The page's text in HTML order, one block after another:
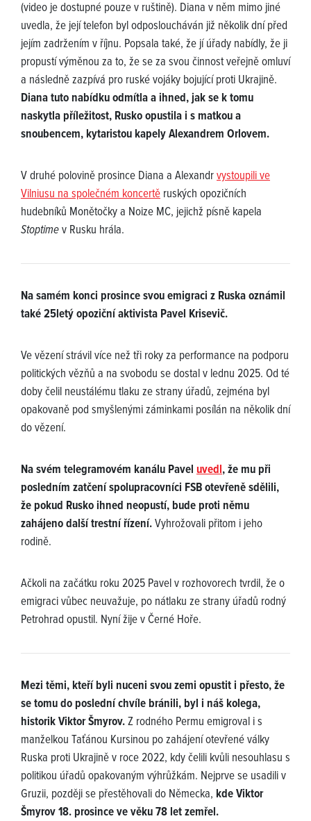
(video je dostupné pouze v ruštině). Diana v něm mimo jiné
uvedla, že její telefon byl odposloucháván již několik dní před
jejím zadržením v říjnu. Popsala také, že jí úřady nabídly, že ji
propustí výměnou za to, že se za svou činnost veřejně omluví
a následně zazpívá pro ruské vojáky bojující proti Ukrajině.
Diana tuto nabídku odmítla a ihned, jak se k tomu
naskytla příležitost, Rusko opustila i s matkou a
snoubencem, kytaristou kapely Alexandrem Orlovem.
V druhé polovině prosince Diana a Alexandrvystoupili ve
Vilniusu na společném koncertě ruských opozičních
hudebníků Monětočky a Noize MC, jejichž písně kapela
Stoptimev Rusku hrála.
Na samém konci prosince svou emigraci z Ruska oznámil
také 25letý opoziční aktivista Pavel Krisevič.
Ve vězení strávil více než tři roky za performance na podporu
politických vězňů a na svobodu se dostal v lednu 2025. Od té
doby čelil neustálému tlaku ze strany úřadů, zejména byl
opakovaně pod smyšlenými záminkami posílán na několik dní
do vězení.
Na svém telegramovém kanálu Pavel uvedl, že mu při
posledním zatčení spolupracovníci FSB otevřeně sdělili,
že pokud Rusko ihned neopustí, bude proti němu
zahájeno další trestní řízení.Vyhrožovali přitom i jeho
rodině.
Ačkoli na začátku roku 2025 Pavel v rozhovorech tvrdil, že o
emigraci vůbec neuvažuje, po nátlaku ze strany úřadů rodný
Petrohrad opustil. Nyní žije v Černé Hoře.
Mezi těmi, kteří byli nuceni svou zemi opustit i přesto, že
se tomu do poslední chvíle bránili, byl i náš kolega,
historik Viktor Šmyrov.Z rodného Permu emigroval i s
manželkou Taťánou Kursinou po zahájení otevřené války
Ruska proti Ukrajině v roce 2022, kdy čelili kvůli nesouhlasu s
politikou úřadů opakovaným výhrůžkám. Nejprve se usadili v
Gruzii, později se přestěhovali do Německa, kde Viktor
Šmyrov 18. prosince ve věku 78 let zemřel.